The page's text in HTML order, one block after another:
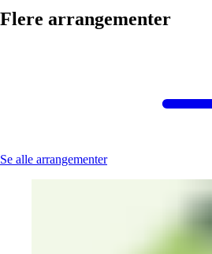
Flere arrangementer
Se alle arrangementer